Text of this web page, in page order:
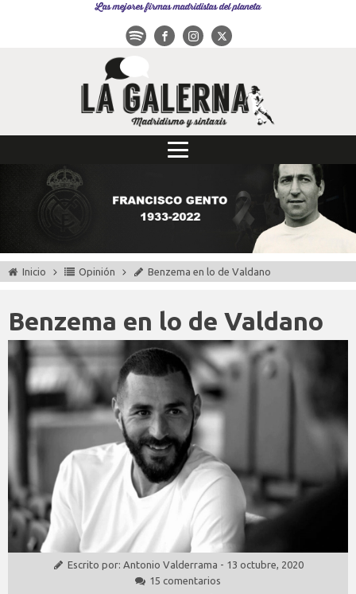
Las mejores firmas madridistas del planeta
Inicio Opinión Benzema en lo de Valdano
Benzema en lo de Valdano
Escrito por: Antonio Valderrama - 13 octubre, 2020
15 comentarios